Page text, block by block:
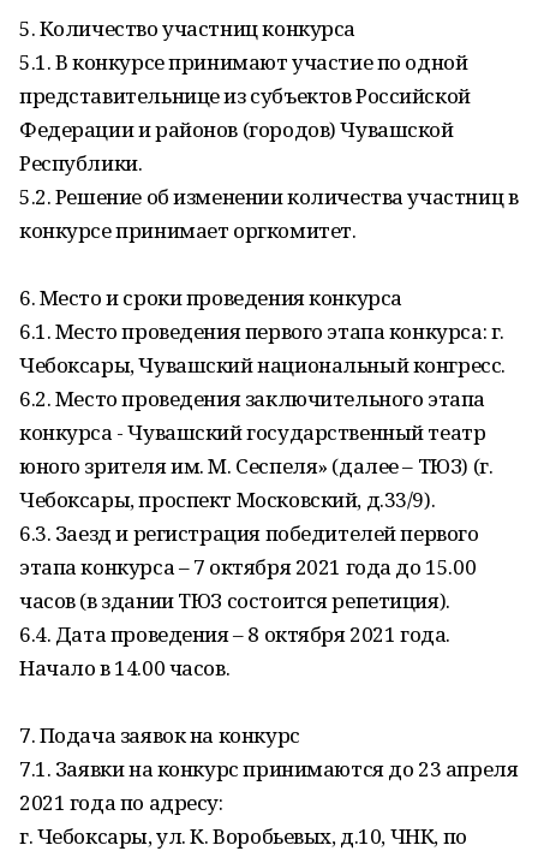
5. Количество участниц конкурса
5.1. В конкурсе принимают участие по одной
представительнице из субъектов Российской
Федерации и районов (городов) Чувашской
Республики.
5.2. Решение об изменении количества участниц в
конкурсе принимает оргкомитет.
6. Место и сроки проведения конкурса
6.1. Место проведения первого этапа конкурса: г.
Чебоксары, Чувашский национальный конгресс.
6.2. Место проведения заключительного этапа
конкурса - Чувашский государственный театр
юного зрителя им. М. Сеспеля» (далее – ТЮЗ) (г.
Чебоксары, проспект Московский, д.33/9).
6.3. Заезд и регистрация победителей первого
этапа конкурса – 7 октября 2021 года до 15.00
часов (в здании ТЮЗ состоится репетиция).
6.4. Дата проведения – 8 октября 2021 года.
Начало в 14.00 часов.
7. Подача заявок на конкурс
7.1. Заявки на конкурс принимаются до 23 апреля
2021 года по адресу:
г. Чебоксары, ул. К. Воробьевых, д.10, ЧНК, по